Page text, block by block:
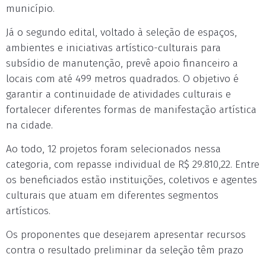
município.
Já o segundo edital, voltado à seleção de espaços,
ambientes e iniciativas artístico-culturais para
subsídio de manutenção, prevê apoio financeiro a
locais com até 499 metros quadrados. O objetivo é
garantir a continuidade de atividades culturais e
fortalecer diferentes formas de manifestação artística
na cidade.
Ao todo, 12 projetos foram selecionados nessa
categoria, com repasse individual de R$ 29.810,22. Entre
os beneficiados estão instituições, coletivos e agentes
culturais que atuam em diferentes segmentos
artísticos.
Os proponentes que desejarem apresentar recursos
contra o resultado preliminar da seleção têm prazo